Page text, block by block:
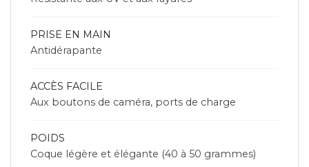
PRISE EN MAIN
Antidérapante
ACCÈS FACILE
Aux boutons de caméra, ports de charge
POIDS
Coque légère et élégante (40 à 50 grammes)